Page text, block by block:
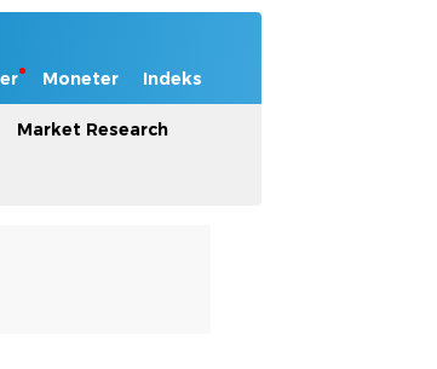
Moneter Indeks
Market Research